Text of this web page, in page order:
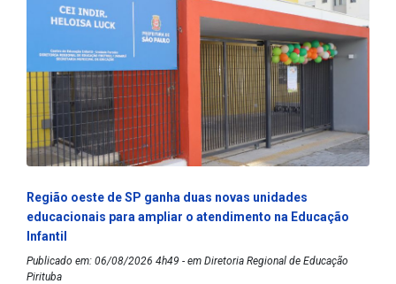
Região oeste de SP ganha duas novas unidades
educacionais para ampliar o atendimento na Educação
Infantil
Publicado em: 06/08/2026 4h49 - em Diretoria Regional de Educação
Pirituba